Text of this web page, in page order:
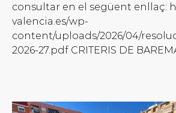
consultar en el següent enllaç:
valencia.es/wp-
content/uploads/2026/04/
2026-27.pdf CRITERIS DE